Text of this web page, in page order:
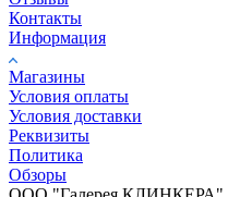
Контакты
Информация
Магазины
Условия оплаты
Условия доставки
Реквизиты
Политика
Обзоры